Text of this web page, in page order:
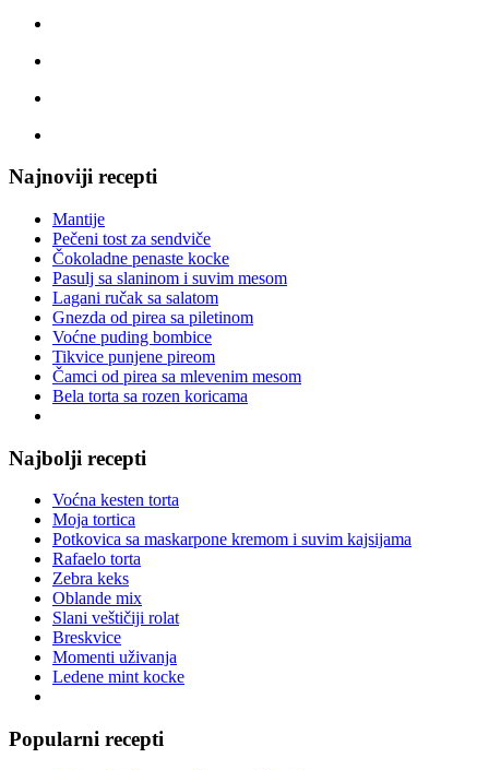
Najnoviji recepti
Mantije
Pečeni tost za sendviče
Čokoladne penaste kocke
Pasulj sa slaninom i suvim mesom
Lagani ručak sa salatom
Gnezda od pirea sa piletinom
Voćne puding bombice
Tikvice punjene pireom
Čamci od pirea sa mlevenim mesom
Bela torta sa rozen koricama
Najbolji recepti
Voćna kesten torta
Moja tortica
Potkovica sa maskarpone kremom i suvim kajsijama
Rafaelo torta
Zebra keks
Oblande mix
Slani veštičiji rolat
Breskvice
Momenti uživanja
Ledene mint kocke
Popularni recepti